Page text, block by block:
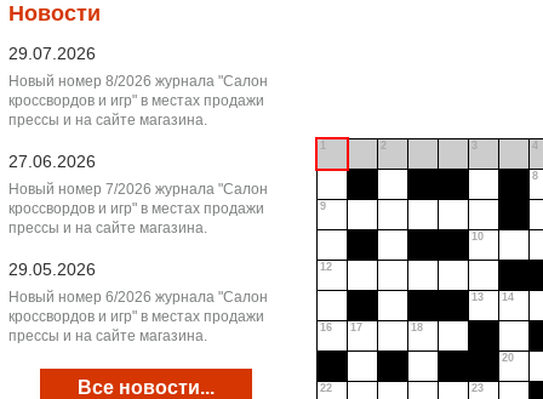
Новости
29.07.2026
Новый номер 8/2026 журнала "Салон
кроссвордов и игр" в местах продажи
прессы и на сайте магазина.
27.06.2026
Новый номер 7/2026 журнала "Салон
кроссвордов и игр" в местах продажи
прессы и на сайте магазина.
29.05.2026
Новый номер 6/2026 журнала "Салон
кроссвордов и игр" в местах продажи
прессы и на сайте магазина.
Все новости...
1 2 3 4
8
9
10
12
13 14
16 17 18
20
22 23